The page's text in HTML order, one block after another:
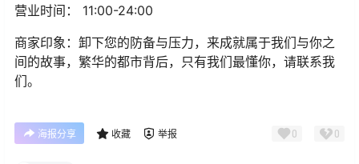
营业时间： 11:00-24:00
商家印象：卸下您的防备与压力，来成就属于我们与你之
间的故事，繁华的都市背后，只有我们最懂你，请联系我
们。
海报分享 收藏 举报 0 0